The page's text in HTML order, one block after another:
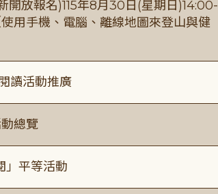
開放報名)115年8月30日(星期日)14:00-
用手機、電腦、離線地圖來登山與健
讀活動推廣
總覽
」平等活動